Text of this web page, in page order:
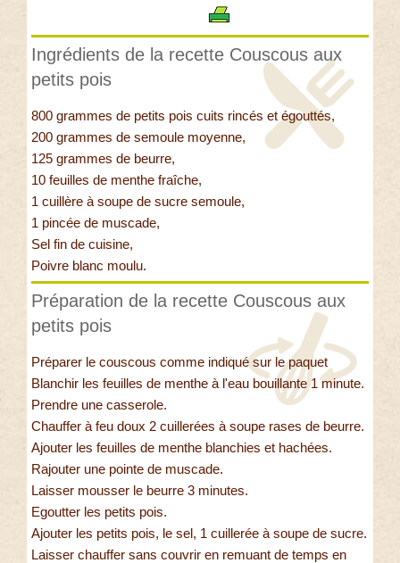
Ingrédients de la recette Couscous aux
petits pois
800 grammes de petits pois cuits rincés et égouttés,
200 grammes de semoule moyenne,
125 grammes de beurre,
10 feuilles de menthe fraîche,
1 cuillère à soupe de sucre semoule,
1 pincée de muscade,
Sel fin de cuisine,
Poivre blanc moulu.
Préparation de la recette Couscous aux
petits pois
Préparer le couscous comme indiqué sur le paquet
Blanchir les feuilles de menthe à l'eau bouillante 1 minute.
Prendre une casserole.
Chauffer à feu doux 2 cuillerées à soupe rases de beurre.
Ajouter les feuilles de menthe blanchies et hachées.
Rajouter une pointe de muscade.
Laisser mousser le beurre 3 minutes.
Egoutter les petits pois.
Ajouter les petits pois, le sel, 1 cuillerée à soupe de sucre.
Laisser chauffer sans couvrir en remuant de temps en